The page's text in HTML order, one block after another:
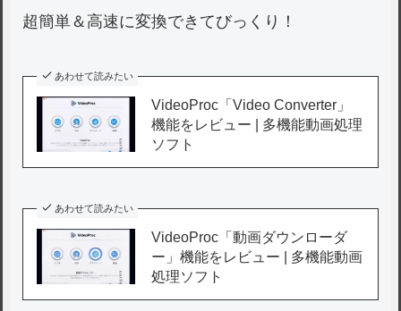
超簡単＆高速に変換できてびっくり！
あわせて読みたい
VideoProc「Video Converter」
機能をレビュー | 多機能動画処理
ソフト
あわせて読みたい
VideoProc「動画ダウンローダ
ー」機能をレビュー | 多機能動画
処理ソフト